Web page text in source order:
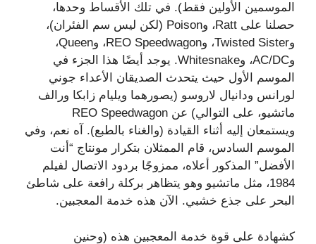
الموسمين الأولين فقط). في تلك الأقساط وحدها،
حصلنا على Ratt، وPoison (لكن ليس سم الفئران)،
وTwisted Sister، وREO Speedwagon، وQueen،
وAC/DC، وWhitesnake. يوجد أيضًا هذا الجزء في
الموسم الأول حيث يتحدث الصديقان الأعداء جوني
لورانس ودانيال لاروسو (يصورهما ويليام زابكا ورالف
ماتشيو، على التوالي) عن REO Speedwagon
ويستمعان إليه أثناء القيادة (والغناء بالطبع). آه نعم، وفي
الموسم السادس، قام الممثلان بتكرار مونتاج “أنت
الأفضل” المذكور أعلاه، ممزوجًا بردود الاتصال لفيلم
1984، مثل ماتشيو وهو يتظاهر بركلة رافعة على شاطئ
البحر على جذع خشبي. الآن هذه خدمة المعجبين.
كشهادة على قوة خدمة المعجبين هذه (وحنين